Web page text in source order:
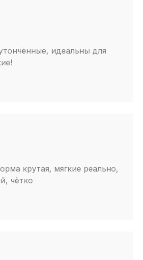
идеальны для
крутая, мягкие реально,
чётко